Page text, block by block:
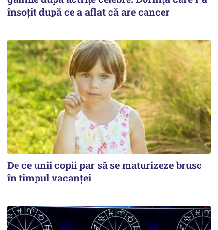
însoțit după ce a aflat că are cancer
De ce unii copii par să se maturizeze brusc
în timpul vacanței